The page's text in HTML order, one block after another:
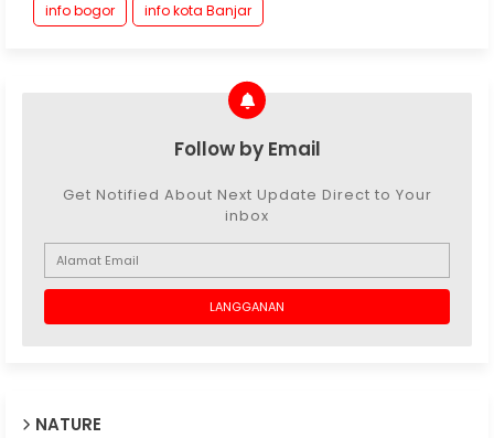
info bogor
info kota Banjar
Follow by Email
Get Notified About Next Update Direct to Your
inbox
NATURE